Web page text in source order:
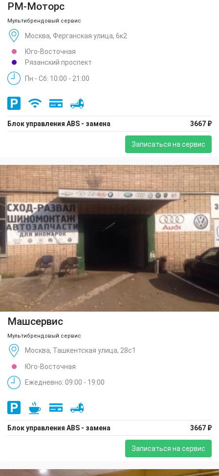
РМ-Моторс
Мультибрендовый сервис
Москва, Ферганская улица, 6к2
Юго-Восточная
Рязанский проспект
Пн - Сб: 10:00 - 21:00
Блок управления ABS - замена 3667 ₽
Записаться на сервис
Машсервис
Мультибрендовый сервис
Москва, Ташкентская улица, 28с1
Юго-Восточная
Ежедневно: 09:00 - 19:00
Блок управления ABS - замена 3667 ₽
Записаться на сервис